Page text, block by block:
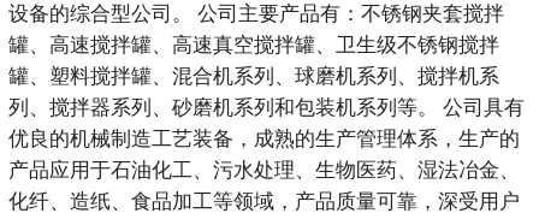
设备的综合型公司。 公司主要产品有：不锈钢夹套搅拌
罐、高速搅拌罐、高速真空搅拌罐、卫生级不锈钢搅拌
罐、塑料搅拌罐、混合机系列、球磨机系列、搅拌机系
列、搅拌器系列、砂磨机系列和包装机系列等。 公司具有
优良的机械制造工艺装备，成熟的生产管理体系，生产的
产品应用于石油化工、污水处理、生物医药、湿法冶金、
化纤、造纸、食品加工等领域，产品质量可靠，深受用户